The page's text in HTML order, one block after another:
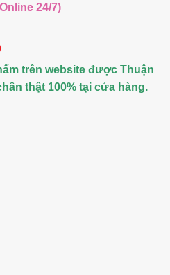
24/7)
trên website được Thuận
thật 100% tại cửa hàng.